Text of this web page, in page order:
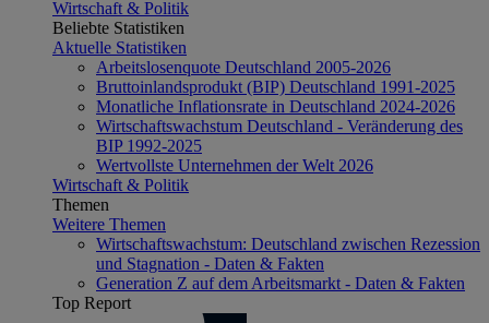
Wirtschaft & Politik
Beliebte Statistiken
Aktuelle Statistiken
Arbeitslosenquote Deutschland 2005-2026
Bruttoinlandsprodukt (BIP) Deutschland 1991-2025
Monatliche Inflationsrate in Deutschland 2024-2026
Wirtschaftswachstum Deutschland - Veränderung des
BIP 1992-2025
Wertvollste Unternehmen der Welt 2026
Wirtschaft & Politik
Themen
Weitere Themen
Wirtschaftswachstum: Deutschland zwischen Rezession
und Stagnation - Daten & Fakten
Generation Z auf dem Arbeitsmarkt - Daten & Fakten
Top Report